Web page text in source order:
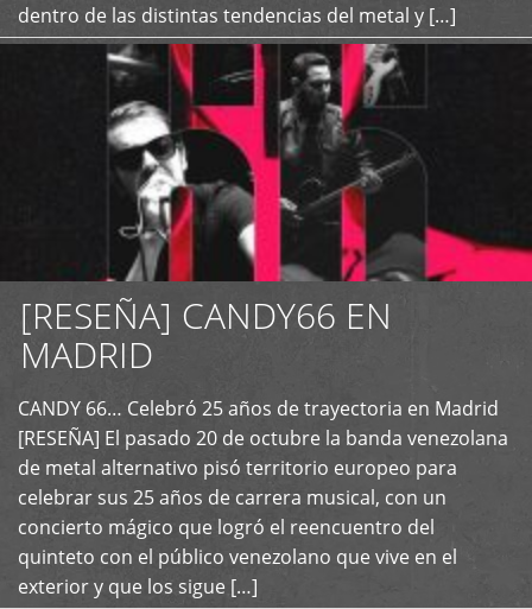
dentro de las distintas tendencias del metal y […]
[RESEÑA] CANDY66 EN
MADRID
CANDY 66… Celebró 25 años de trayectoria en Madrid
[RESEÑA] El pasado 20 de octubre la banda venezolana
de metal alternativo pisó territorio europeo para
celebrar sus 25 años de carrera musical, con un
concierto mágico que logró el reencuentro del
quinteto con el público venezolano que vive en el
exterior y que los sigue […]
+